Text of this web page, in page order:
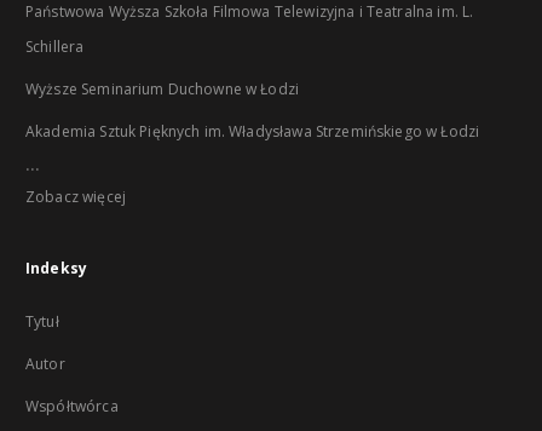
Państwowa Wyższa Szkoła Filmowa Telewizyjna i Teatralna im. L.
Schillera
Wyższe Seminarium Duchowne w Łodzi
Akademia Sztuk Pięknych im. Władysława Strzemińskiego w Łodzi
...
Zobacz więcej
Indeksy
Tytuł
Autor
Współtwórca